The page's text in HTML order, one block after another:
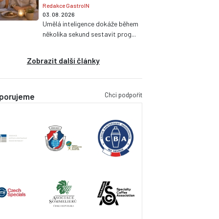
Redakce GastroIN
03. 08. 2026
Umělá inteligence dokáže během
několika sekund sestavit prog...
Zobrazit další články
Chci podpořit